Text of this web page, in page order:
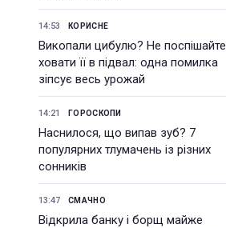
14:53 КОРИСНЕ
Викопали цибулю? Не поспішайте
ховати її в підвал: одна помилка
зіпсує весь урожай
14:21 ГОРОСКОПИ
Наснилося, що випав зуб? 7
популярних тлумачень із різних
сонників
13:47 СМАЧНО
Відкрила банку і борщ майже